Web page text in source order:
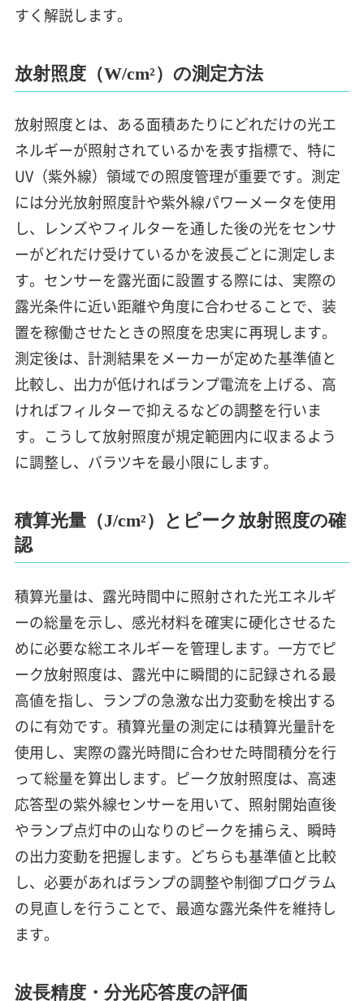
すく解説します。
放射照度（W/cm²）の測定方法
放射照度とは、ある面積あたりにどれだけの光エ
ネルギーが照射されているかを表す指標で、特に
UV（紫外線）領域での照度管理が重要です。測定
には分光放射照度計や紫外線パワーメータを使用
し、レンズやフィルターを通した後の光をセンサ
ーがどれだけ受けているかを波長ごとに測定しま
す。センサーを露光面に設置する際には、実際の
露光条件に近い距離や角度に合わせることで、装
置を稼働させたときの照度を忠実に再現します。
測定後は、計測結果をメーカーが定めた基準値と
比較し、出力が低ければランプ電流を上げる、高
ければフィルターで抑えるなどの調整を行いま
す。こうして放射照度が規定範囲内に収まるよう
に調整し、バラツキを最小限にします。
積算光量（J/cm²）とピーク放射照度の確
認
積算光量は、露光時間中に照射された光エネルギ
ーの総量を示し、感光材料を確実に硬化させるた
めに必要な総エネルギーを管理します。一方でピ
ーク放射照度は、露光中に瞬間的に記録される最
高値を指し、ランプの急激な出力変動を検出する
のに有効です。積算光量の測定には積算光量計を
使用し、実際の露光時間に合わせた時間積分を行
って総量を算出します。ピーク放射照度は、高速
応答型の紫外線センサーを用いて、照射開始直後
やランプ点灯中の山なりのピークを捕らえ、瞬時
の出力変動を把握します。どちらも基準値と比較
し、必要があればランプの調整や制御プログラム
の見直しを行うことで、最適な露光条件を維持し
ます。
波長精度・分光応答度の評価